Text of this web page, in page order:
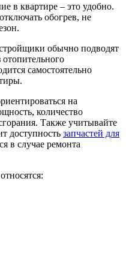
в квартире – это удобно.
обогрев, не
обычно подводят
отопительного
самостоятельно
на
количество
Также учитывайте
доступность запчастей для
в случае ремонта